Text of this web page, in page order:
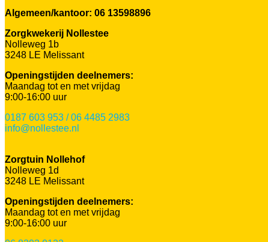
Algemeen/kantoor: 06 13598896
Zorgkwekerij Nollestee
Nolleweg 1b
3248 LE Melissant
Openingstijden deelnemers:
Maandag tot en met vrijdag
9:00-16:00 uur
0187 603 953 / 06 4485 2983
info@nollestee.nl
Zorgtuin Nollehof
Nolleweg 1d
3248 LE Melissant
Openingstijden deelnemers:
Maandag tot en met vrijdag
9:00-16:00 uur